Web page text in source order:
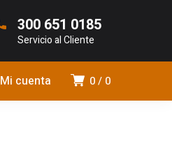
300 651 0185
Servicio al Cliente
0 0
Mi cuenta